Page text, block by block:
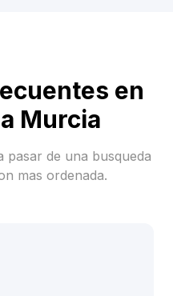
en
Murcia
pasar de una busqueda
mas ordenada.